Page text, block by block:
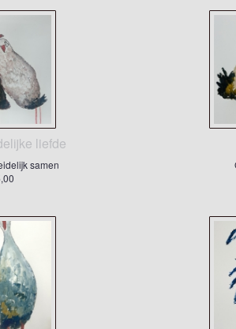
liefde
samen